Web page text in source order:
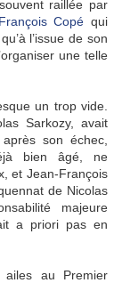
raillée par
Copé qui
l’issue de son
une telle
un trop vide.
Sarkozy, avait
son échec,
bien âgé, ne
et Jean-François
de Nicolas
majeure
a priori pas en
au Premier